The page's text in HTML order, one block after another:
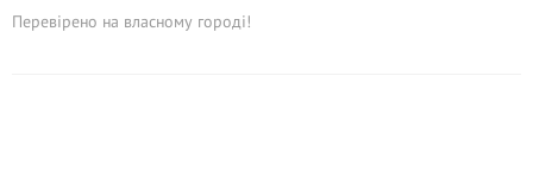
Перевірено на власному городі!